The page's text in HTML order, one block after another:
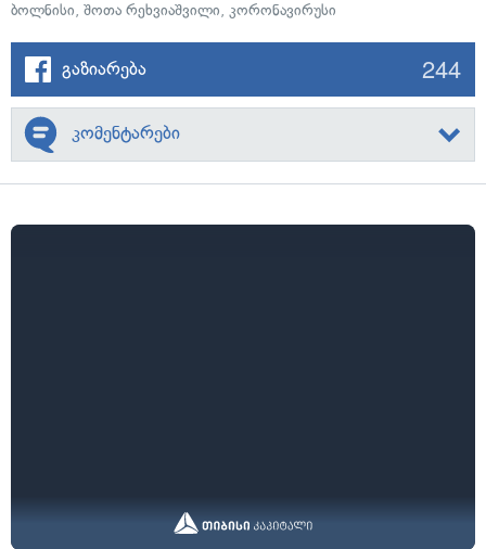
ბოლნისი, შოთა რეხვიაშვილი, კორონავირუსი
გაზიარება 244
კომენტარები